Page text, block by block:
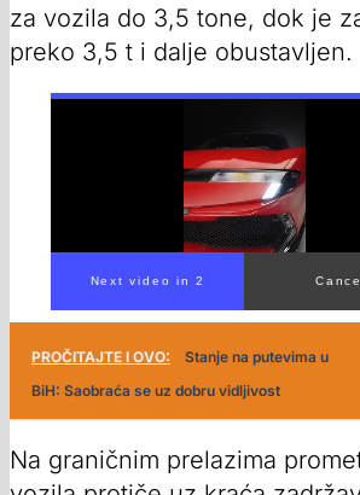
za vozila do 3,5 tone, dok je
preko 3,5 t i dalje obustavljen.
Next video in 1
PROČITAJTE I OVO:
Stanje na putevima u
BiH: Saobraća se uz dobru vidljivost
Na graničnim prelazima